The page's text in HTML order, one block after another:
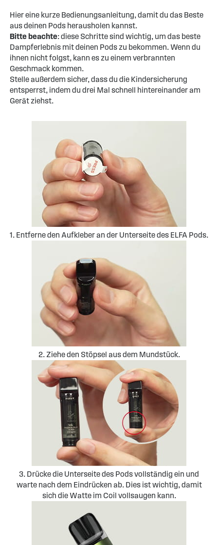
Hier eine kurze Bedienungsanleitung, damit du das Beste
aus deinen Pods herausholen kannst.
Bitte beachte: diese Schritte sind wichtig, um das beste
Dampferlebnis mit deinen Pods zu bekommen. Wenn du
ihnen nicht folgst, kann es zu einem verbrannten
Geschmack kommen.
Stelle außerdem sicher, dass du die Kindersicherung
entsperrst, indem du drei Mal schnell hintereinander am
Gerät ziehst.
1. Entferne den Aufkleber an der Unterseite des ELFA Pods.
2. Ziehe den Stöpsel aus dem Mundstück.
3. Drücke die Unterseite des Pods vollständig ein und
warte nach dem Eindrücken ab. Dies ist wichtig, damit
sich die Watte im Coil vollsaugen kann.